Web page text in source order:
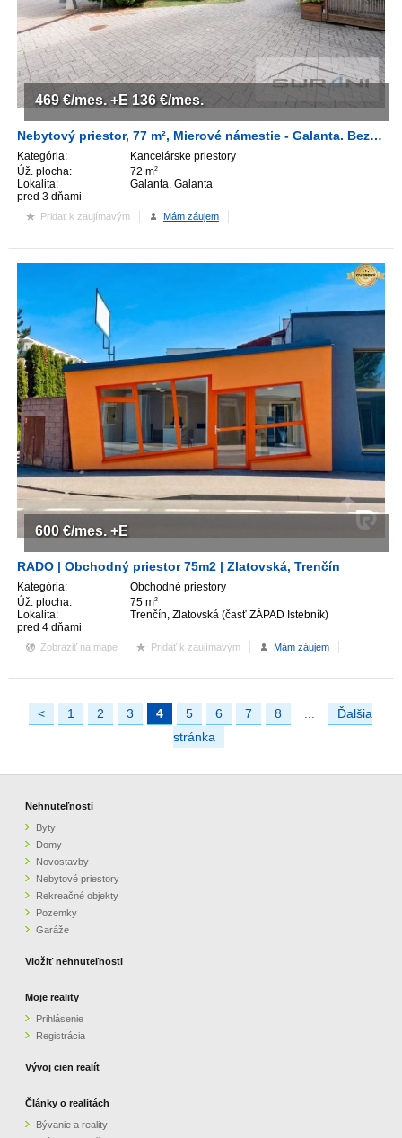
Nebytový priestor, 77 m², Mierové námestie - Galanta. Bez provízie RK
Kategória:
Kancelárske priestory
Úž. plocha:
72 m2
Lokalita:
Galanta, Galanta
pred 3 dňami
469 €/mes. +E 136€/mes.
Pridať k zaujímavým Mám záujem
RADO | Obchodný priestor 75m2 | Zlatovská, Trenčín
Kategória:
Obchodné priestory
Úž. plocha:
75 m2
Lokalita:
Trenčín, Zlatovská (časť ZÁPAD Istebník)
pred 4 dňami
600 €/mes. +E
Zobraziť na mape Pridať k zaujímavým Mám záujem
< 1 2 3 4 5 6 7 8
Ďalšia
stránka
Nehnuteľnosti
Byty
Domy
Novostavby
Nebytové priestory
Rekreačné objekty
Pozemky
Garáže
Vložiť nehnuteľnosti
Moje reality
Prihlásenie
Registrácia
Vývoj cien realít
Články o realitách
Bývanie a reality